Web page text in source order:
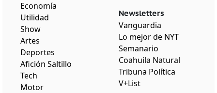
Economía
Utilidad
Show
Artes
Deportes
Afición Saltillo
Tech
Motor
Newsletters
Vanguardia
Lo mejor de NYT
Semanario
Coahuila Natural
Tribuna Política
V+List